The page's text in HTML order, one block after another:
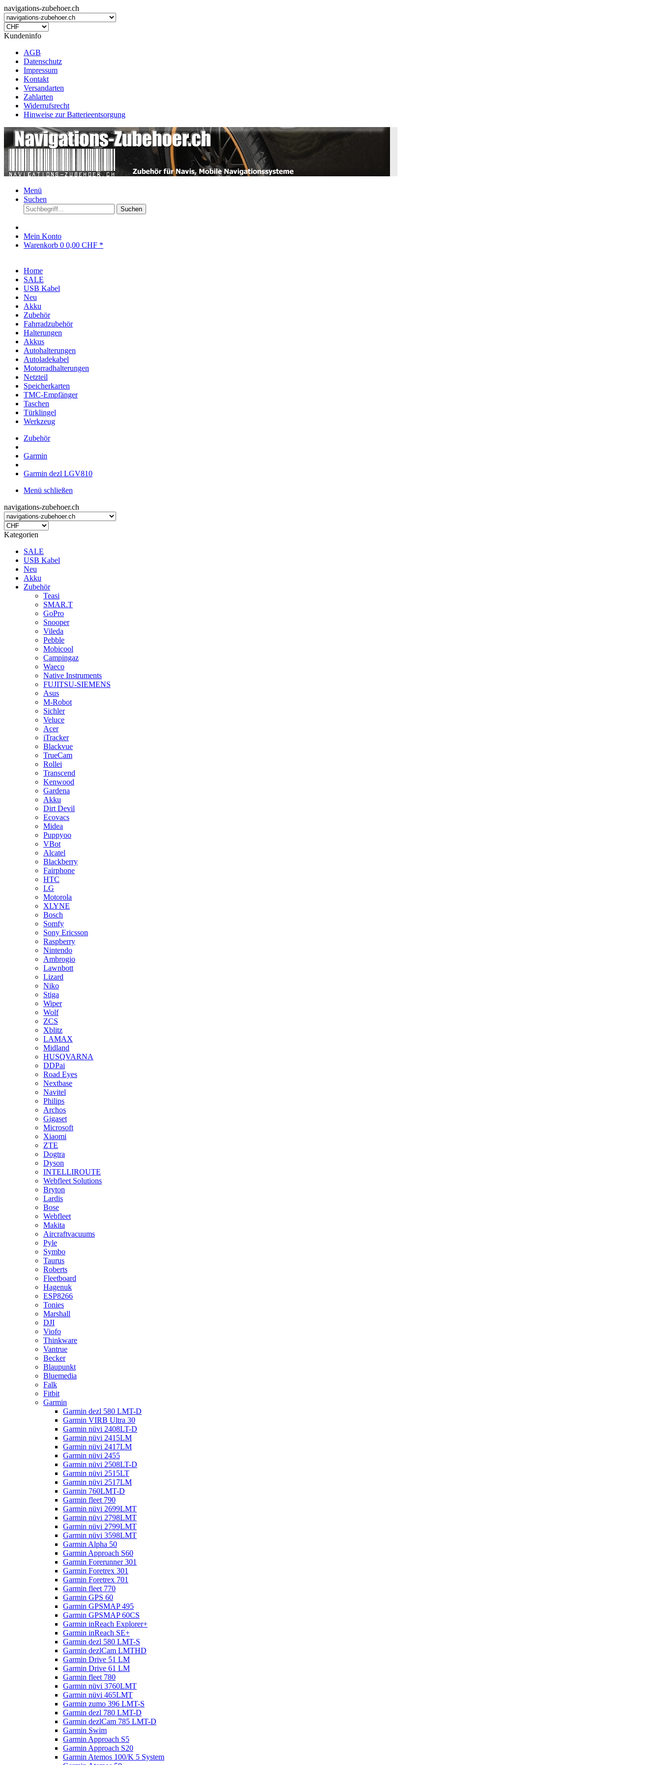
navigations-zubehoer.ch
Kundeninfo
AGB
Datenschutz
Impressum
Kontakt
Versandarten
Zahlarten
Widerrufsrecht
Hinweise zur Batterieentsorgung
Menü
Suchen
Suchen
Mein Konto
Warenkorb 0 0,00 CHF *
Home
SALE
USB Kabel
Neu
Akku
Zubehör
Fahrradzubehör
Halterungen
Akkus
Autohalterungen
Autoladekabel
Motorradhalterungen
Netzteil
Speicherkarten
TMC-Empfänger
Taschen
Türklingel
Werkzeug
Zubehör
Garmin
Garmin dezl LGV810
Menü schließen
navigations-zubehoer.ch
Kategorien
SALE
USB Kabel
Neu
Akku
Zubehör
Teasi
SMAR.T
GoPro
Snooper
Vileda
Pebble
Mobicool
Campingaz
Waeco
Native Instruments
FUJITSU-SIEMENS
Asus
M-Robot
Sichler
Veluce
Acer
iTracker
Blackvue
TrueCam
Rollei
Transcend
Kenwood
Gardena
Akku
Dirt Devil
Ecovacs
Midea
Puppyoo
VBot
Alcatel
Blackberry
Fairphone
HTC
LG
Motorola
XLYNE
Bosch
Somfy
Sony Ericsson
Raspberry
Nintendo
Ambrogio
Lawnbott
Lizard
Niko
Stiga
Wiper
Wolf
ZCS
Xblitz
LAMAX
Midland
HUSQVARNA
DDPai
Road Eyes
Nextbase
Navitel
Philips
Archos
Gigaset
Microsoft
Xiaomi
ZTE
Dogtra
Dyson
INTELLIROUTE
Webfleet Solutions
Bryton
Lardis
Bose
Webfleet
Makita
Aircraftvacuums
Pyle
Symbo
Taurus
Roberts
Fleetboard
Hagenuk
ESP8266
Tonies
Marshall
DJI
Viofo
Thinkware
Vantrue
Becker
Blaupunkt
Bluemedia
Falk
Fitbit
Garmin
Garmin dezl 580 LMT-D
Garmin VIRB Ultra 30
Garmin nüvi 2408LT-D
Garmin nüvi 2415LM
Garmin nüvi 2417LM
Garmin nüvi 2455
Garmin nüvi 2508LT-D
Garmin nüvi 2515LT
Garmin nüvi 2517LM
Garmin 760LMT-D
Garmin fleet 790
Garmin nüvi 2699LMT
Garmin nüvi 2798LMT
Garmin nüvi 2799LMT
Garmin nüvi 3598LMT
Garmin Alpha 50
Garmin Approach S60
Garmin Forerunner 301
Garmin Foretrex 301
Garmin Foretrex 701
Garmin fleet 770
Garmin GPS 60
Garmin GPSMAP 495
Garmin GPSMAP 60CS
Garmin inReach Explorer+
Garmin inReach SE+
Garmin dezl 580 LMT-S
Garmin dezlCam LMTHD
Garmin Drive 51 LM
Garmin Drive 61 LM
Garmin fleet 780
Garmin nüvi 3760LMT
Garmin nüvi 465LMT
Garmin zumo 396 LMT-S
Garmin dezl 780 LMT-D
Garmin dezlCam 785 LMT-D
Garmin Swim
Garmin Approach S5
Garmin Approach S20
Garmin Atemos 100/K 5 System